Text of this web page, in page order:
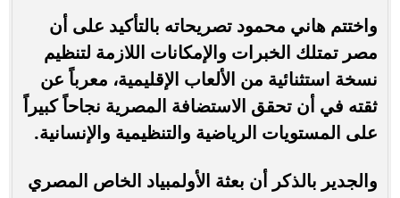
واختتم هاني محمود تصريحاته بالتأكيد على أن
مصر تمتلك الخبرات والإمكانات اللازمة لتنظيم
نسخة استثنائية من الألعاب الإقليمية، معرباً عن
ثقته في أن تحقق الاستضافة المصرية نجاحاً كبيراً
على المستويات الرياضية والتنظيمية والإنسانية.
والجدير بالذكر أن بعثة الأولمبياد الخاص المصري